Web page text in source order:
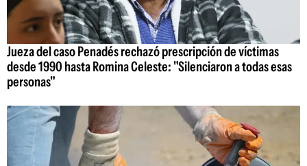
Jueza del caso Penadés rechazó prescripción de víctimas
desde 1990 hasta Romina Celeste: "Silenciaron a todas esas
personas"